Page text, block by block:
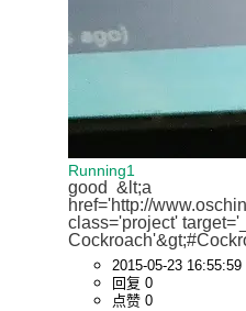
Running1
good  &lt;a
href='http://
class='project'
2015-05-23 16:55:59
回复 0
点赞 0